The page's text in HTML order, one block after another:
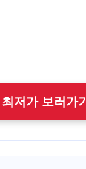
최저가 보러가기